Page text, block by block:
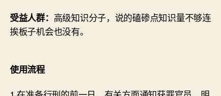
受益人群： 高级知识分子，说的磕碜点知识量不够连
挨板子机会也没有。
使用流程